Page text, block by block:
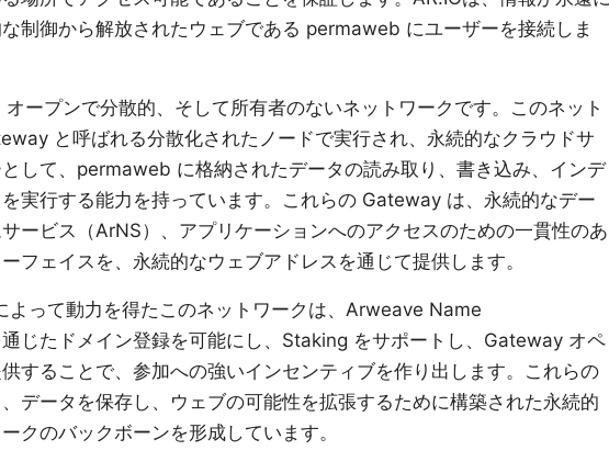
制御から解放されたウェブである permaweb にユーザーを接続しま
ープンで分散的、そして所有者のないネットワークです。このネット
と呼ばれる分散化されたノードで実行され、永続的なクラウドサ
して、permaweb に格納されたデータの読み取り、書き込み、インデ
実行する能力を持っています。これらの Gateway は、永続的なデー
ービス（ArNS）、アプリケーションへのアクセスのための一貫性のあ
フェイスを、永続的なウェブアドレスを通じて提供します。
って動力を得たこのネットワークは、Arweave Name
じたドメイン登録を可能にし、Staking をサポートし、Gateway オペ
することで、参加への強いインセンティブを作り出します。これらの
データを保存し、ウェブの可能性を拡張するために構築された永続的
クのバックボーンを形成しています。